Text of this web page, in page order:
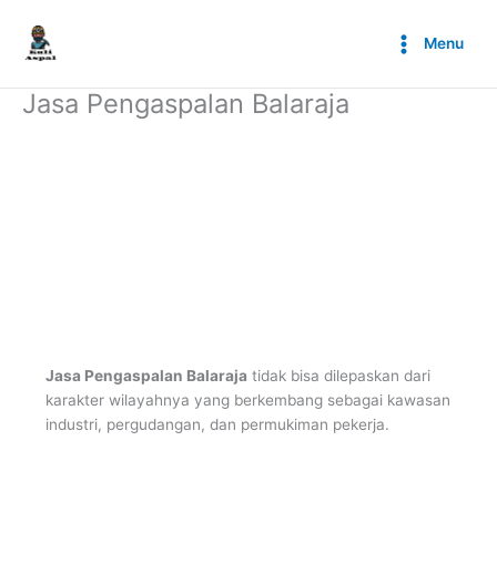
konten
Menu
Jasa Pengaspalan Balaraja
Jasa Pengaspalan Balaraja tidak bisa dilepaskan dari
karakter wilayahnya yang berkembang sebagai kawasan
industri, pergudangan, dan permukiman pekerja.